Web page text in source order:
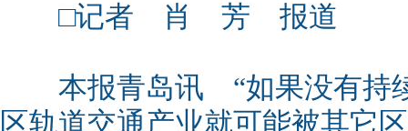
□记者 肖 芳 报道
本报青岛讯 “如果没有持续
区轨道交通产业就可能被其它